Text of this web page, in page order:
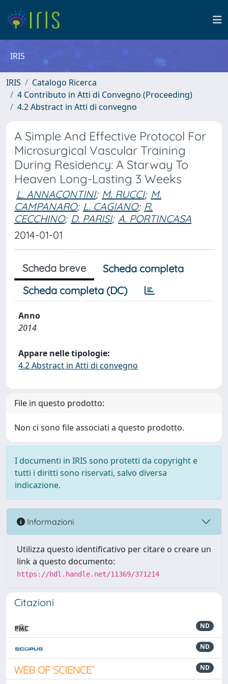
IRIS
IRIS
Catalogo Ricerca
4 Contributo in Atti di Convegno (Proceeding)
4.2 Abstract in Atti di convegno
A Simple And Effective Protocol For
Microsurgical Vascular Training
During Residency: A Starway To
Heaven Long-Lasting 3 Weeks
L. ANNACONTINI; M. RUCCI; M.
CAMPANARO; L. CAGIANO; R.
CECCHINO; D. PARISI; A. PORTINCASA
2014-01-01
Scheda breve
Scheda completa
Scheda completa (DC)
Anno
2014
Appare nelle tipologie:
4.2 Abstract in Atti di convegno
File in questo prodotto:
Non ci sono file associati a questo prodotto.
I documenti in IRIS sono protetti da copyright e
tutti i diritti sono riservati, salvo diversa
indicazione.
Informazioni
Utilizza questo identificativo per citare o creare un
link a questo documento:
https://hdl.handle.net/11369/371214
Citazioni
ND
ND
ND